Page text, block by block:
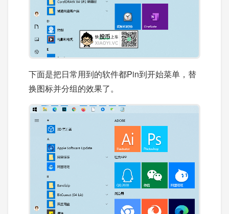
下面是把日常用到的软件都Pin到开始菜单，替
换图标并分组的效果了。